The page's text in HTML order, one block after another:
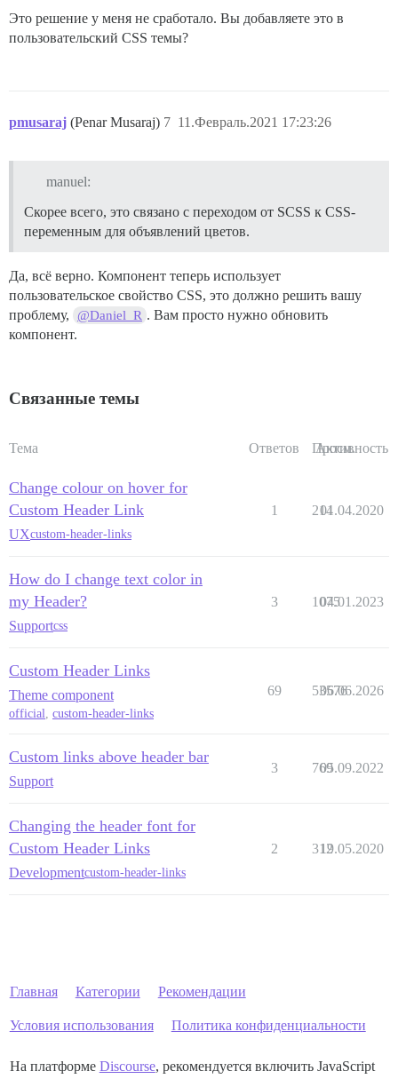
Это решение у меня не сработало. Вы добавляете это в
пользовательский CSS темы?
pmusaraj (Penar Musaraj) 11.Февраль.2021 17:23:26
7
manuel:
Скорее всего, это связано с переходом от SCSS к CSS-
переменным для объявлений цветов.
Да, всё верно. Компонент теперь использует
пользовательское свойство CSS, это должно решить вашу
проблему,
@Daniel_R . Вам просто нужно обновить
компонент.
Связанные темы
Тема Ответов Просм.
Активность
Change colour on hover for
Custom Header Link
UXcustom-header-links
1 214
01.04.2020
How do I change text color in
my Header?
Supportcss
3 1075
04.01.2023
Custom Header Links
Theme component
official custom-header-links
69 53576
06.06.2026
Custom links above header bar
Support
3 769
05.09.2022
Changing the header font for
Custom Header Links
Developmentcustom-header-links
2 312
19.05.2020
Главная Категории Рекомендации
Условия использования Политика конфиденциальности
На платформе Discourse, рекомендуется включить JavaScript